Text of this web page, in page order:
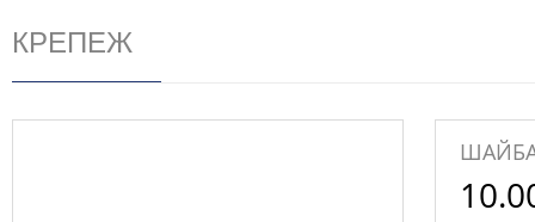
КРЕПЕЖ